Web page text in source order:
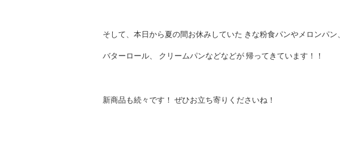
そして、本日から夏の間お休みしていた きな粉食パンやメロンパン、
バターロール、 クリームパンなどなどが 帰ってきています！！
新商品も続々です！ ぜひお立ち寄りくださいね！